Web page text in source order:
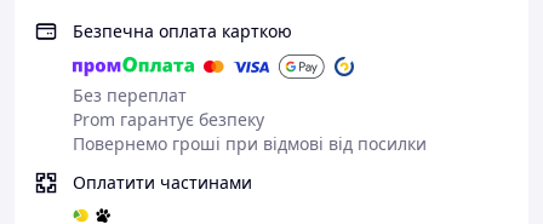
Безпечна оплата карткою
Без переплат
Prom гарантує безпеку
Повернемо гроші при відмові від посилки
Оплатити частинами